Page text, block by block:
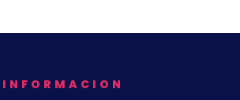
INFORMACION